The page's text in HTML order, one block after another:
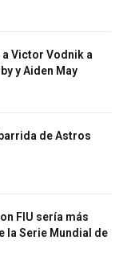
Victor Vodnik a
y Aiden May
de Astros
FIU sería más
la Serie Mundial de